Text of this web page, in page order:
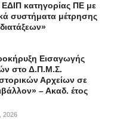
κατηγορίας ΠΕ με
συστήματα μέτρησης
Εισαγωγής
στο Δ.Π.Μ.Σ.
Αρχείων σε
– Ακαδ. έτος
2026